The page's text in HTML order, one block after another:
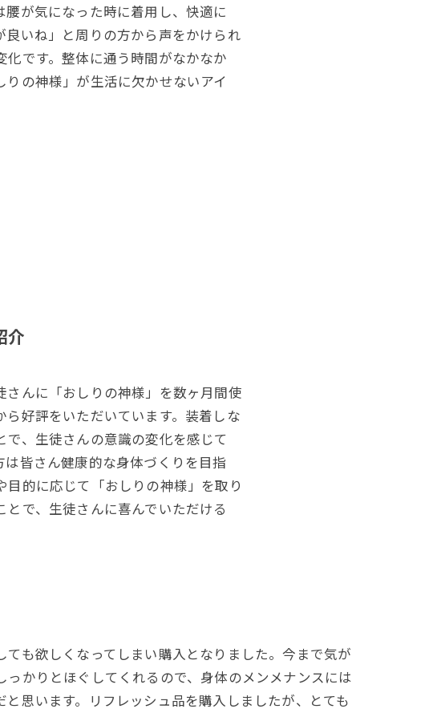
腰が気になった時に着用し、快適に
良いね」と周りの方から声をかけられ
化です。整体に通う時間がなかなか
の神様」が生活に欠かせないアイ
介
さんに「おしりの神様」を数ヶ月間使
ら好評をいただいています。装着しな
で、生徒さんの意識の変化を感じて
は皆さん健康的な身体づくりを目指
目的に応じて「おしりの神様」を取り
で、生徒さんに喜んでいただける
ても欲しくなってしまい購入となりました。今まで気が
っかりとほぐしてくれるので、身体のメンメナンスには
思います。リフレッシュ品を購入しましたが、とても